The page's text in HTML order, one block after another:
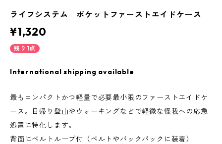
ライフシステム ポケットファーストエイドケース
¥1,320
残り1点
International shipping available
最もコンパクトかつ軽量で必要最小限のファーストエイドケ
ース。日帰り登山やウォーキングなどで軽微な怪我への応急
処置に特化します。
背面にベルトループ付（ベルトやバックパックに装着）